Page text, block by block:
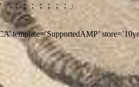
；；；；；；；」
template=’SupportedAMP’